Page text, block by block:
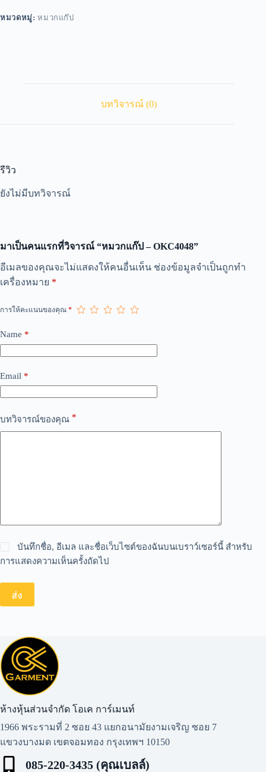
หมวดหมู่:หมวกแก๊ป
บทวิจารณ์ (0)
รีวิว
ยังไม่มีบทวิจารณ์
มาเป็นคนแรกที่วิจารณ์ “หมวกแก๊ป – OKC4048”
อีเมลของคุณจะไม่แสดงให้คนอื่นเห็น ช่องข้อมูลจำเป็นถูกทำ
เครื่องหมาย *
การให้คะแนนของคุณ *
Name *
Email *
บทวิจารณ์ของคุณ *
บันทึกชื่อ, อีเมล และชื่อเว็บไซต์ของฉันบนเบราว์เซอร์นี้ สำหรับ
การแสดงความเห็นครั้งถัดไป
ส่ง
A
t
r
a
t
e
:
ห้างหุ้นส่วนจำกัด โอเค การ์เมนท์​
1966 พระรามที่ 2 ซอย 43 แยกอนามัยงามเจริญ ซอย 7
แขวงบางมด เขตจอมทอง กรุงเทพฯ 10150
085-220-3435 (คุณเบลล์)